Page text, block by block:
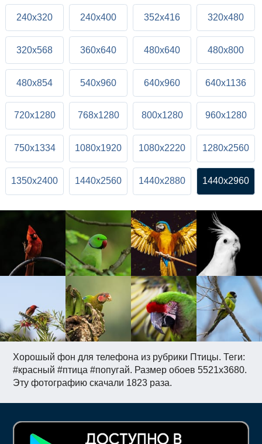
Хорошый фон для телефона из рубрики Птицы. Теги:
#красный #птица #попугай. Размер обоев 5521x3680.
Эту фотографию скачали 1823 раза.
240x320 240x400 352x416 320x480
320x568 360x640 480x640 480x800
480x854 540x960 640x960 640x1136
720x1280 768x1280 800x1280 960x1280
750x1334 1080x1920 1080x2220 1280x2560
1350x2400 1440x2560 1440x2880 1440x2960